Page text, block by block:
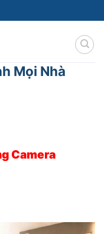
Mọi Nhà
Camera